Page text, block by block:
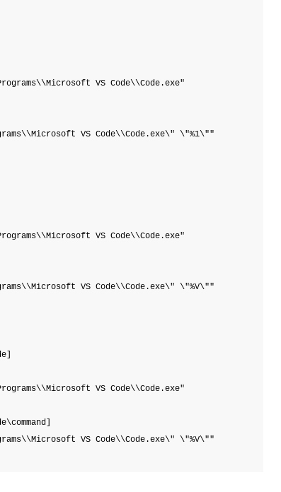
VS Code\\Code.exe"
VS Code\\Code.exe\" \"%1\""
VS Code\\Code.exe"
VS Code\\Code.exe\" \"%V\""
VS Code\\Code.exe"
VS Code\\Code.exe\" \"%V\""